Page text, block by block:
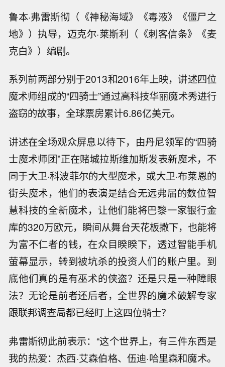
鲁本·弗雷斯彻（《神秘海域》《毒液》《僵尸之
地》）执导，迈克尔·莱斯利（《刺客信条》《麦
克白》）编剧。
系列前两部分别于2013和2016年上映，讲述四位
魔术师组成的“四骑士”通过高科技华丽魔术秀进行
盗窃的故事，全球票房累计6.86亿美元。
讲述在全场观众屏息以待下，由丹尼领军的“四骑
士魔术师团”正在赌城拉斯维加斯发表新魔术，不
同于大卫·科波菲尔的大型魔术，或大卫·布莱恩的
街头魔术，他们的表演是结合无远弗届的数位智
慧科技的全新魔术，让他们能将巴黎一家银行金
库的320万欧元，瞬间从舞台天花板撒下，也能将
为富不仁者的钱，在众目睽睽下，透过智能手机
萤幕显示，转到被坑杀的投资人们的账户里。到
底他们真的是有巫术的侠盗？还是只是一种障眼
法？无论是前者还后者，全世界的魔术破解专家
跟联邦调查局都已经盯上这四位骑士？
弗雷斯彻此前表示：“这个世界上，有三件东西是
我的热爱：杰西·艾森伯格、伍迪·哈里森和魔术。